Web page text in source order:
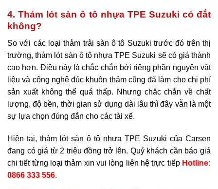
4. Thảm lót sàn ô tô nhựa TPE Suzuki có đắt
không?
So với các loại thảm trải sàn ô tô Suzuki trước đó trên thị
trường, thảm lót sàn ô tô nhựa TPE Suzuki sẽ có giá thành
cao hơn. Điều này là chắc chắn bởi riêng phần nguyên vật
liệu và công nghệ đúc khuôn thảm cũng đã làm cho chi phí
sản xuất không thể quá thấp. Nhưng chắc chắn về chất
lượng, độ bền, thời gian sử dụng dài lâu thì đây vẫn là một
sự lựa chọn đúng đắn cho các tài xế.
Hiện tại, thảm lót sàn ô tô nhựa TPE Suzuki của Carsen
đang có giá từ 2 triệu đồng trở lên. Quý khách cần báo giá
chi tiết từng loại thảm xin vui lòng liên hệ trực tiếp Hotline:
0866 333 556.